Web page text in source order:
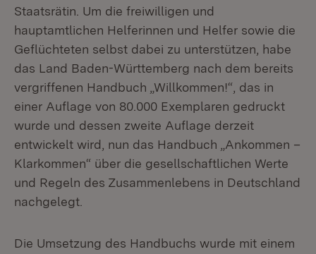
Staatsrätin. Um die freiwilligen und
hauptamtlichen Helferinnen und Helfer sowie die
Geflüchteten selbst dabei zu unterstützen, habe
das Land Baden-Württemberg nach dem bereits
vergriffenen Handbuch „Willkommen!“, das in
einer Auflage von 80.000 Exemplaren gedruckt
wurde und dessen zweite Auflage derzeit
entwickelt wird, nun das Handbuch „Ankommen –
Klarkommen“ über die gesellschaftlichen Werte
und Regeln des Zusammenlebens in Deutschland
nachgelegt.
Die Umsetzung des Handbuchs wurde mit einem